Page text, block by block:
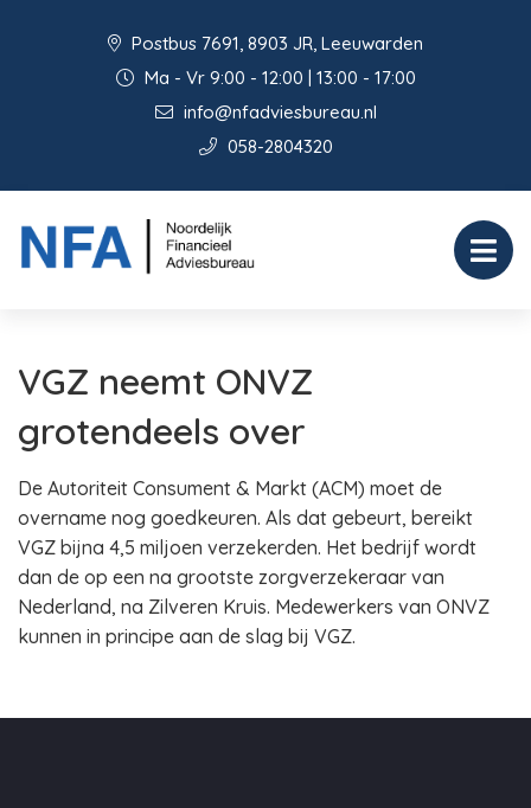
Postbus 7691, 8903 JR, Leeuwarden
Ma - Vr 9:00 - 12:00 | 13:00 - 17:00
info@nfadviesbureau.nl
058-2804320
VGZ neemt ONVZ
grotendeels over
De Autoriteit Consument & Markt (ACM) moet de
overname nog goedkeuren. Als dat gebeurt, bereikt
VGZ bijna 4,5 miljoen verzekerden. Het bedrijf wordt
dan de op een na grootste zorgverzekeraar van
Nederland, na Zilveren Kruis. Medewerkers van ONVZ
kunnen in principe aan de slag bij VGZ.